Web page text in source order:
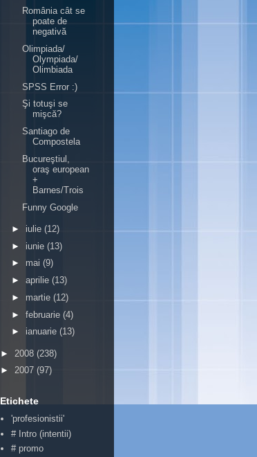
România cât se
poate de
negativă
Olimpiada/
Olympiada/
Olimbiada
SPSS Error :)
Şi totuşi se
mişcă?
Santiago de
Compostela
Bucureştiul,
oraş european
+
Barnes/Trois
Funny Google
► iulie (12)
► iunie (13)
► mai (9)
► aprilie (13)
► martie (12)
► februarie (4)
► ianuarie (13)
► 2008 (238)
► 2007 (97)
Etichete
'profesionistii'
# Intro (intentii)
# promo